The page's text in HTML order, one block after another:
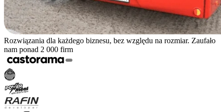
Rozwiązania dla każdego biznesu, bez względu na rozmiar. Zaufało
nam ponad 2 000 firm